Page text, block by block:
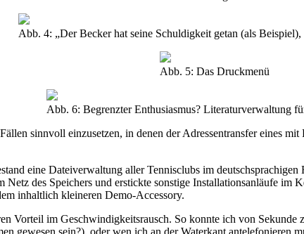
Abb. 4: „Der Becker hat seine Schuldigkeit getan (als
Abb. 5: Das Druckmenü
Abb. 6: Begrenzter Enthusiasmus? Literaturverwaltung
sinnvoll einzusetzen, in denen der Adressentransfer eines
eine Dateiverwaltung aller Tennisclubs im
des Speichers und erstickte sonstige Installationsanläufe im
inhaltlich kleineren Demo-Accessory.
Vorteil im Geschwindigkeitsrausch. So konnte ich von
gewesen sein?), oder wen ich an der Waterkant antelefonieren